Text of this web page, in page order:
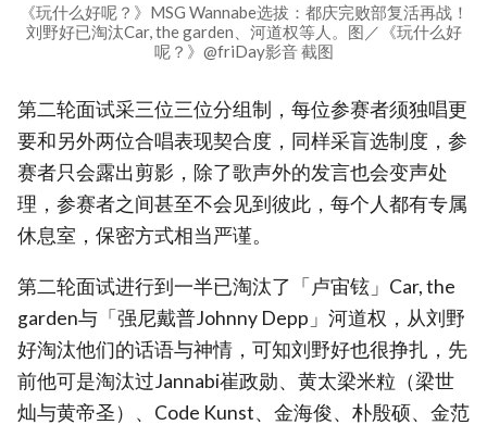
《玩什么好呢？》MSG Wannabe选拔：都庆完败部复活再战！
刘野好已淘汰Car, the garden、河道权等人。图／《玩什么好
呢？》@friDay影音 截图
第二轮面试采三位三位分组制，每位参赛者须独唱更
要和另外两位合唱表现契合度，同样采盲选制度，参
赛者只会露出剪影，除了歌声外的发言也会变声处
理，参赛者之间甚至不会见到彼此，每个人都有专属
休息室，保密方式相当严谨。
第二轮面试进行到一半已淘汰了「卢宙铉」Car, the
garden与「强尼戴普Johnny Depp」河道权，从刘野
好淘汰他们的话语与神情，可知刘野好也很挣扎，先
前他可是淘汰过Jannabi崔政勋、黄太梁米粒（梁世
灿与黄帝圣）、Code Kunst、金海俊、朴殷硕、金范